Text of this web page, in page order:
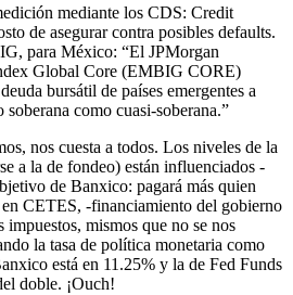
mediante los CDS: Credit
de asegurar contra posibles defaults.
para México: “El JPMorgan
Global Core (EMBIG CORE)
bursátil de países emergentes a
como cuasi-soberana.”
nos cuesta a todos. Los niveles de la
a la de fondeo) están influenciados -
de Banxico: pagará más quien
CETES, -financiamiento del gobierno
impuestos, mismos que no se nos
la tasa de política monetaria como
está en 11.25% y la de Fed Funds
doble. ¡Ouch!